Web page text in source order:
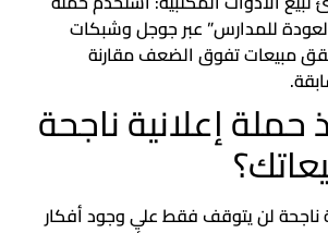
للمدارس” عبر جوجل وشبكات
مبيعات تفوق الضعف مقارنة
إعلانية ناجحة
ناجحة لن يتوقف فقط علي وجود أفكار